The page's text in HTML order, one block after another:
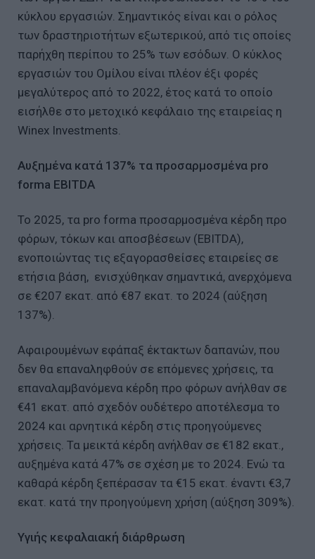
κύκλου εργασιών. Σημαντικός είναι και ο ρόλος
των δραστηριοτήτων εξωτερικού, από τις οποίες
παρήχθη περίπου το 25% των εσόδων. Ο κύκλος
εργασιών του Ομίλου είναι πλέον έξι φορές
μεγαλύτερος από το 2022, έτος κατά το οποίο
εισήλθε στο μετοχικό κεφάλαιο της εταιρείας η
Winex Investments.
Αυξημένα κατά 137% τα προσαρμοσμένα pro
forma EBITDA
Το 2025, τα pro forma προσαρμοσμένα κέρδη προ
φόρων, τόκων και αποσβέσεων (EBITDA),
ενοποιώντας τις εξαγορασθείσες εταιρείες σε
ετήσια βάση, ενισχύθηκαν σημαντικά, ανερχόμενα
σε €207 εκατ. από €87 εκατ. το 2024 (αύξηση
137%).
Αφαιρουμένων εφάπαξ έκτακτων δαπανών, που
δεν θα επαναληφθούν σε επόμενες χρήσεις, τα
επαναλαμβανόμενα κέρδη προ φόρων ανήλθαν σε
€41 εκατ. από σχεδόν ουδέτερο αποτέλεσμα το
2024 και αρνητικά κέρδη στις προηγούμενες
χρήσεις. Τα μεικτά κέρδη ανήλθαν σε €182 εκατ.,
αυξημένα κατά 47% σε σχέση με το 2024. Ενώ τα
καθαρά κέρδη ξεπέρασαν τα €15 εκατ. έναντι €3,7
εκατ. κατά την προηγούμενη χρήση (αύξηση 309%).
Υγιής κεφαλαιακή διάρθρωση